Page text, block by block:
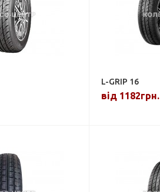
L-GRIP 16
від 1182грн.